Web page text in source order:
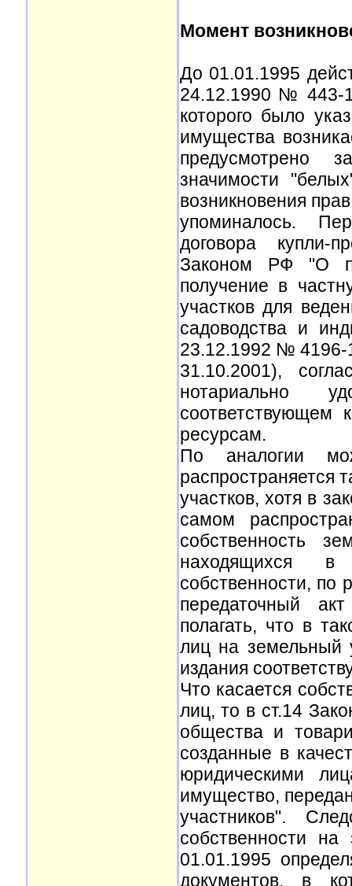
Момент
До 01.01.1995
24.12.1990 № 443-1
которого было
имущества
предусмотрено
значимости
возникновения
упоминалось.
договора купли-
Законом РФ "О
получение в
участков для
садоводства и
23.12.1992 № 4196-
31.10.2001),
нотариально
соответствующем
ресурсам.
По аналогии
распространяется
участков, хотя в
самом
собственность
находящихся в
собственности, по
передаточный
полагать, что в
лиц на земельный
издания
Что касается
лиц, то в ст.14
общества и
созданные в
юридическими
имущество,
участников".
собственности
01.01.1995
документов, в